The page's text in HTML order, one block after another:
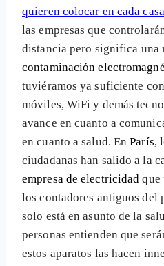
quieren colocar en cada casa
las empresas que
distancia pero significa una
contaminación
tuviéramos ya suficiente
móviles, WiFi y demás
avance en cuanto a
en cuanto a salud. EnParís,
ciudadanas han salido a la
empresa de electricidad que
los contadores antiguos del
solo está en asunto de la
personas entienden que
estos aparatos las hacen